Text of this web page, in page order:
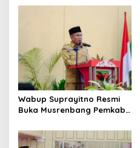
Pembangunan Yonif
Wabup Suprayitno Resmi
Buka Musrenbang Pemkab
Pembangunan Daerah
Terencana